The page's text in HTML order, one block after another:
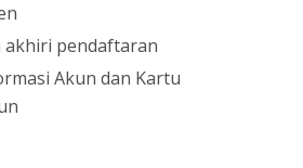
akhiri pendaftaran
Akun dan Kartu